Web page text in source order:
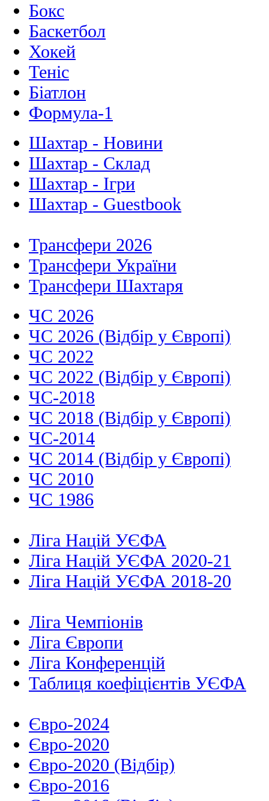
Бокс
Баскетбол
Хокей
Теніс
Біатлон
Формула-1
Шахтар - Новини
Шахтар - Склад
Шахтар - Ігри
Шахтар - Guestbook
Трансфери 2026
Трансфери України
Трансфери Шахтаря
ЧС 2026
ЧС 2026 (Відбір у Європі)
ЧС 2022
ЧС 2022 (Відбір у Європі)
ЧС-2018
ЧС 2018 (Відбір у Європі)
ЧС-2014
ЧС 2014 (Відбір у Європі)
ЧС 2010
ЧС 1986
Ліга Націй УЄФА
Ліга Націй УЄФА 2020-21
Ліга Націй УЄФА 2018-20
Ліга Чемпіонів
Ліга Європи
Ліга Конференцій
Таблиця коефіцієнтів УЄФА
Євро-2024
Євро-2020
Євро-2020 (Відбір)
Євро-2016